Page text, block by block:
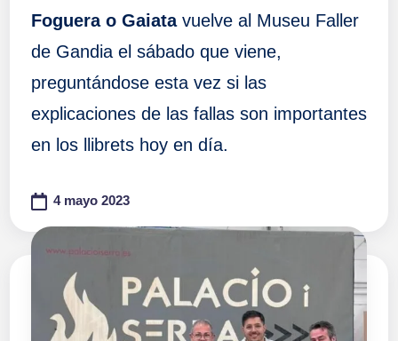
Foguera o Gaiatavuelve al Museu Faller
de Gandia el sábado que viene,
preguntándose esta vez si las
explicaciones de las fallas son importantes
en los llibrets hoy en día.
4 mayo 2023